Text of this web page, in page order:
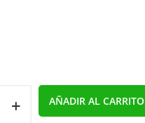
AÑADIR AL CARRITO